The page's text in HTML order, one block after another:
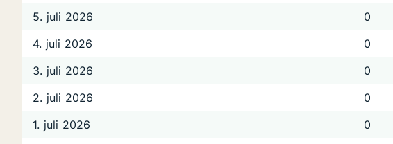
5. juli 2026
0
4. juli 2026
0
3. juli 2026
0
2. juli 2026
0
1. juli 2026
0